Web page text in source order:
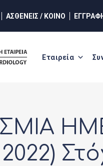
ΑΣΘΕΝΕΙΣ / ΚΟΙΝΟ
Εταιρεία